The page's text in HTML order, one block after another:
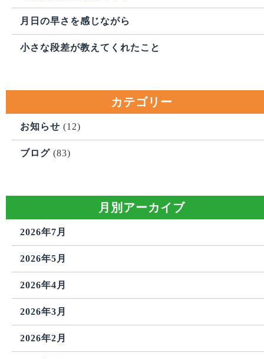
月日の早さを感じながら
小さな段差が教えてくれたこと
カテゴリー
お知らせ (12)
ブログ (83)
月別アーカイブ
2026年7月
2026年5月
2026年4月
2026年3月
2026年2月